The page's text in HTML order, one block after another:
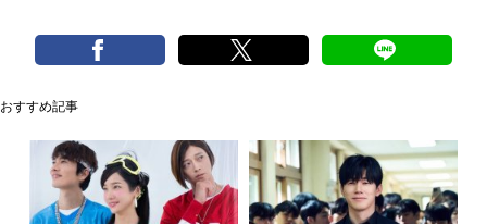
おすすめ記事